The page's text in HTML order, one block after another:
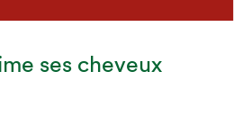
ses cheveux